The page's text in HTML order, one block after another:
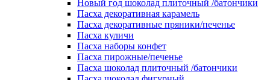
Новый год шоколад плиточный /батончики
Пасха декоративная карамель
Пасха декоративные пряники/печенье
Пасха куличи
Пасха наборы конфет
Пасха пирожные/печенье
Пасха шоколад плиточный /батончики